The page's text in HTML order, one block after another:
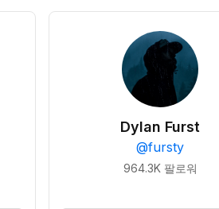
Dylan Furst
@fursty
964.3K 팔로워